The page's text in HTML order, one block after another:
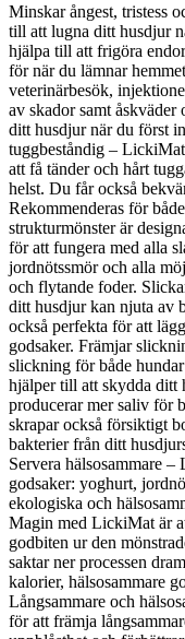
Minskar ångest, tristess
till att lugna ditt husdjur
hjälpa till att frigöra
för när du lämnar
veterinärbesök,
av skador samt
ditt husdjur när du först
tuggbeståndig –
att få tänder och hårt
helst. Du får också
Rekommenderas för
strukturmönster är
för att fungera med alla
jordnötssmör och alla
och flytande foder.
ditt husdjur kan njuta av
också perfekta för att
godsaker. Främjar
slickning för både
hjälper till att skydda ditt
producerar mer saliv för
skrapar också försiktigt
bakterier från ditt
Servera hälsosammare
godsaker: yoghurt,
ekologiska och
Magin med LickiMat är
godbiten ur den
saktar ner processen
kalorier, hälsosammare
Långsammare och
för att främja